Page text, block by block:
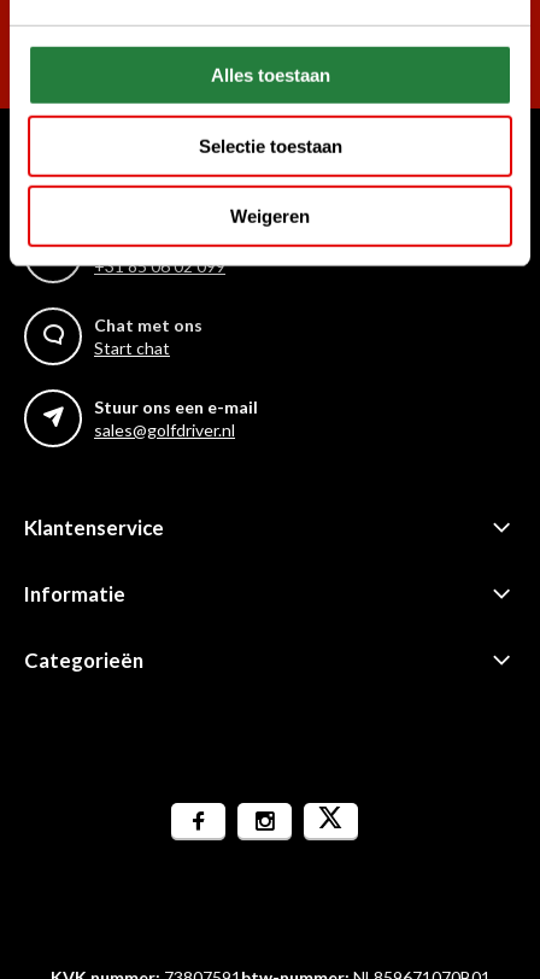
Alles toestaan
Selectie toestaan
Weigeren
Abonneer
Waar kunnen we u mee helpen?
Bel ons gerust
+31 85 06 02 099
Chat met ons
Start chat
Stuur ons een e-mail
sales@golfdriver.nl
Klantenservice
Informatie
Categorieën